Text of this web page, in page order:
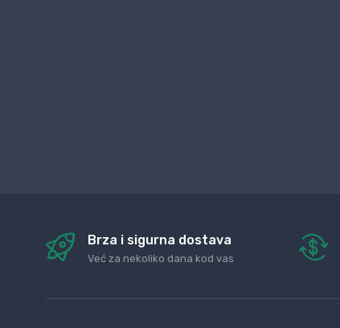
Brza i sigurna dostava
Već za nekoliko dana kod vas